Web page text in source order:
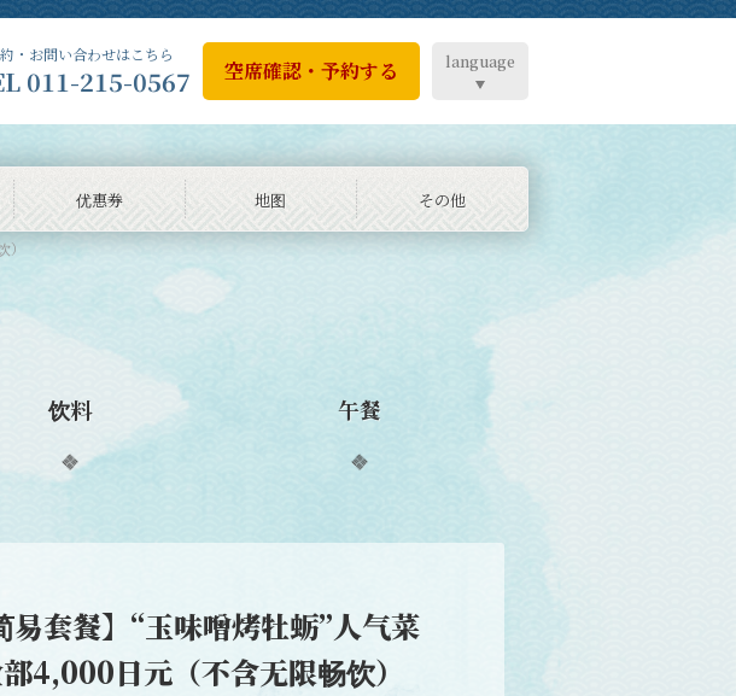
・お問い合わせはこちら
011-215-0567 空席確認・予約する language
优惠券 地图 その他
饮料 午餐
易套餐】“玉味噌烤牡蛎”人气菜
4,000日元（不含无限畅饮）